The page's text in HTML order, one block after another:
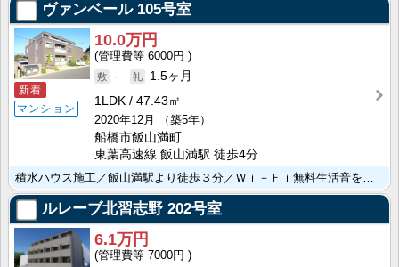
ヴァンベール105号室
新着
マンション
10.0万円
6000円
-
1.5ヶ月
1LDK
47.43㎡
2020年12月
（築5年）
船橋市飯山満町
東葉高速線 飯山満駅 徒歩4分
ルレーブ北習志野 202号室
6.1万円
7000円